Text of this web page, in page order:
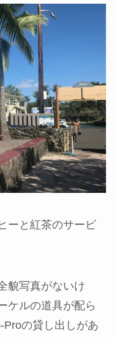
ーと紅茶のサービ
貌写真がないけ
ケルの道具が配ら
の貸し出しがあ